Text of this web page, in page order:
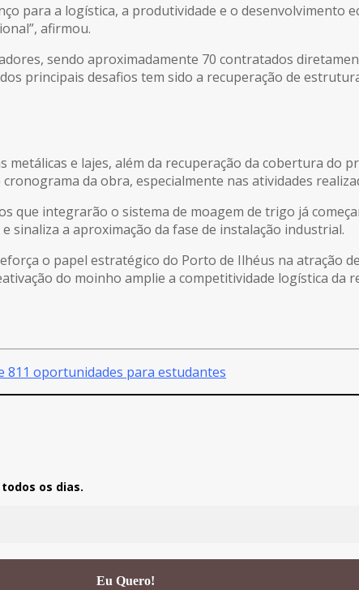
para a logística, a produtividade e o desenvolvimento
afirmou.
sendo aproximadamente 70 contratados
principais desafios tem sido a recuperação de
e lajes, além da recuperação da cobertura do
da obra, especialmente nas atividades
que integrarão o sistema de moagem de trigo já
sinaliza a aproximação da fase de instalação industrial.
o papel estratégico do Porto de Ilhéus na atração
do moinho amplie a competitividade logística da
811 oportunidades para estudantes
os dias.